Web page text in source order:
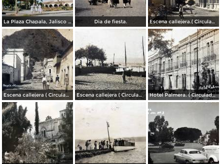
La Plaza Chapala, Jalisco 1961. Dia de fiesta. Escena callejera.( Circulada el 3 de Marzo de 1909 ).
Escena callejera ( Circulada el 22 de marzo de 1908 ). Escena callejera ( Circulada el 19 de Diciembre de 1908 ).. Hotel Palmera. ( Circulada el 30 de Junio de 1909 ).